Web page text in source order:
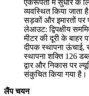
लैंप चयन